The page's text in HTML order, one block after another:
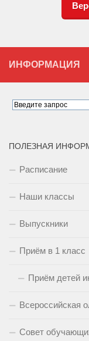
ИНФОРМАЦИЯ
ПОЛЕЗНАЯ
Расписание
Наши классы
Выпускники
Приём в 1 класс
Приём детей
Всероссийская
Совет